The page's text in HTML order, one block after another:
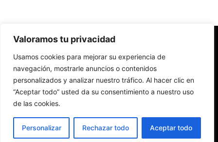
Valoramos tu privacidad
Usamos cookies para mejorar su experiencia de
navegación, mostrarle anuncios o contenidos
personalizados y analizar nuestro tráfico. Al hacer clic en
“Aceptar todo” usted da su consentimiento a nuestro uso
de las cookies.
Personalizar Rechazar todo Aceptar todo
Redes Cristianas
Una mirada alternativa sobre la Iglesia católica y la sociedad
- Colectivos de Redes Cristianas